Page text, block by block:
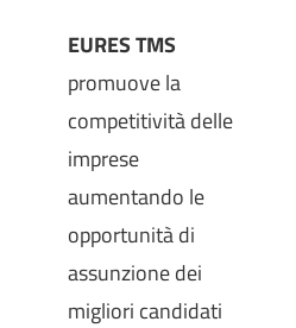
EURES TMS
promuove la
competitività delle
imprese
aumentando le
opportunità di
assunzione dei
migliori candidati